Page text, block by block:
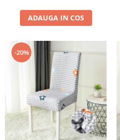
ADAUGA IN COS
-20%